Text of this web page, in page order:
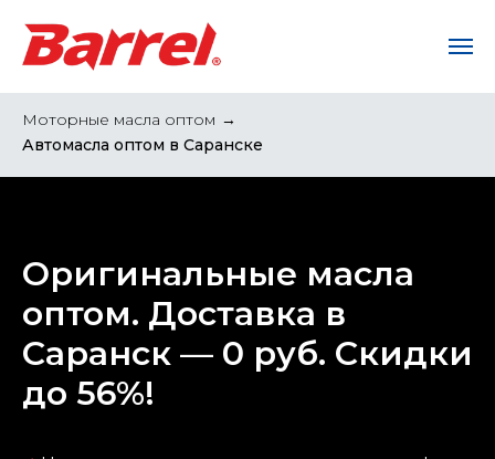
Моторные масла оптом →
Автомасла оптом в Саранске
Оригинальные масла
оптом. Доставка в
Саранск — 0 руб. Скидки
до 56%!